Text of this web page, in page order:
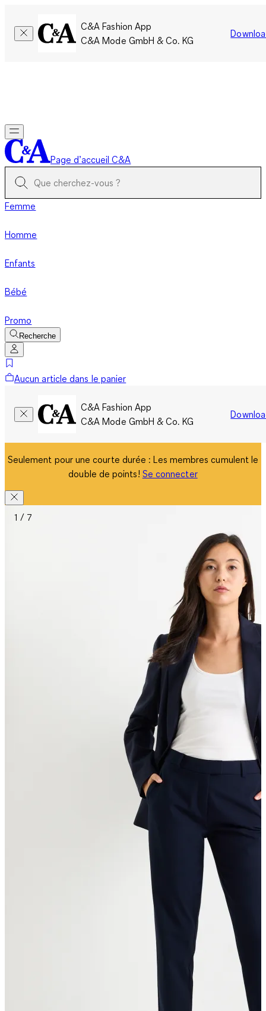
C&A Fashion App
C&A Mode GmbH & Co. KG
Page d’accueil C&A
Femme
Homme
Enfants
Bébé
Promo
Recherche
Aucun article dans le panier
C&A Fashion App
C&A Mode GmbH & Co. KG
Seulement pour une courte durée : Les membres cumulent le
double de points! Se connecter
1 / 7